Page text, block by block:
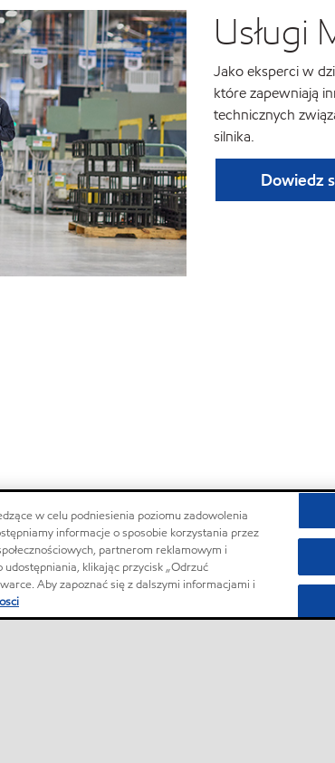
Usługi
Jako eksperci w
które zapewniają
technicznych
silnika.
Dowiedz
w celu podniesienia poziomu zadowolenia
informacje o sposobie korzystania przez
partnerom reklamowym i
klikając przycisk „Odrzuć
Aby zapoznać się z dalszymi informacjami i